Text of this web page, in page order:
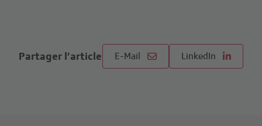
Partager l’article E-Mail LinkedIn